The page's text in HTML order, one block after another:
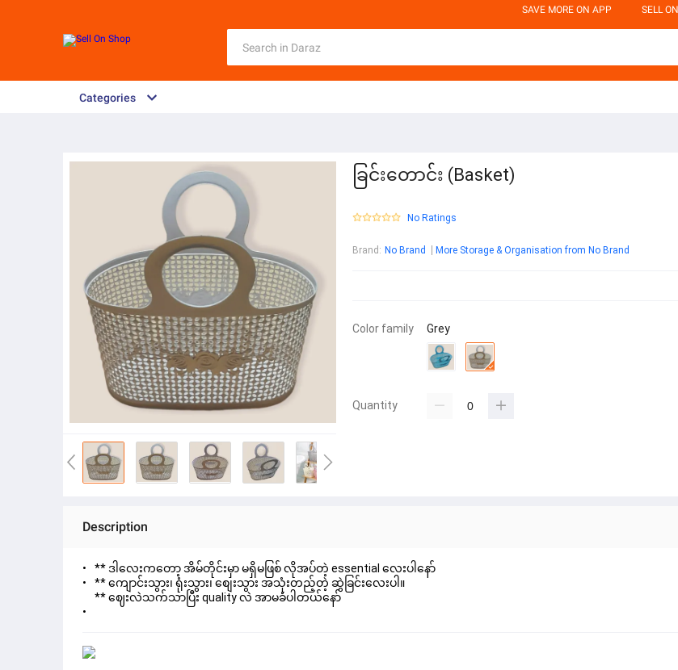
SAVE MORE ON APP SELL
Categories
ခြင်းတောင်း (Basket)
No Ratings
Brand : No Brand More Storage & Organisation from No Brand
Color family Grey
Quantity
Description
** ဒါလေးကတော့ အိမ်တိုင်းမှာ မရှိမဖြစ် လိုအပ်တဲ့ essential လေးပါနော်
** ကျောင်းသွား၊ ရုံးသွား၊ စျေးသွား အသုံးတည့်တဲ့ ဆွဲခြင်းလေးပါ။
** ဈေးလဲသက်သာပြီး quality လဲ အာမခံပါတယ်နော်